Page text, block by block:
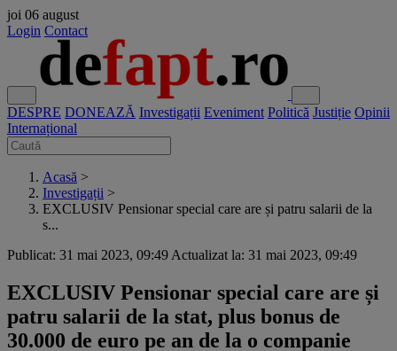
joi 06 august
Login Contact
DESPRE DONEAZĂ Investigații Eveniment Politică Justiție Opinii
Internațional
Acasă >
Investigații >
EXCLUSIV Pensionar special care are și patru salarii de la
s...
Publicat: 31 mai 2023, 09:49 Actualizat la: 31 mai 2023, 09:49
EXCLUSIV Pensionar special care are și
patru salarii de la stat, plus bonus de
30.000 de euro pe an de la o companie